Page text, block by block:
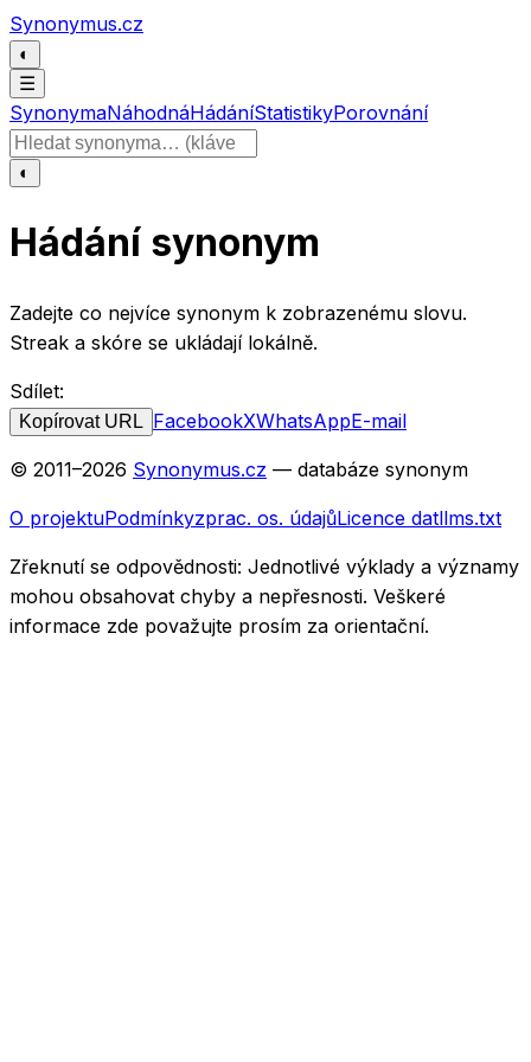
Přeskočit na obsah
Synonymus.cz
◐
☰
SynonymaNáhodnáHádáníStatistikyPorovnání
Hledat slovo
◐
Hádání synonym
Zadejte co nejvíce synonym k zobrazenému slovu.
Streak a skóre se ukládají lokálně.
Sdílet:
Kopírovat URL FacebookXWhatsAppE-mail
© 2011–2026 Synonymus.cz — databáze synonym
O projektuPodmínkyzprac. os. údajůLicence datllms.txt
Zřeknutí se odpovědnosti: Jednotlivé výklady a významy
mohou obsahovat chyby a nepřesnosti. Veškeré
informace zde považujte prosím za orientační.